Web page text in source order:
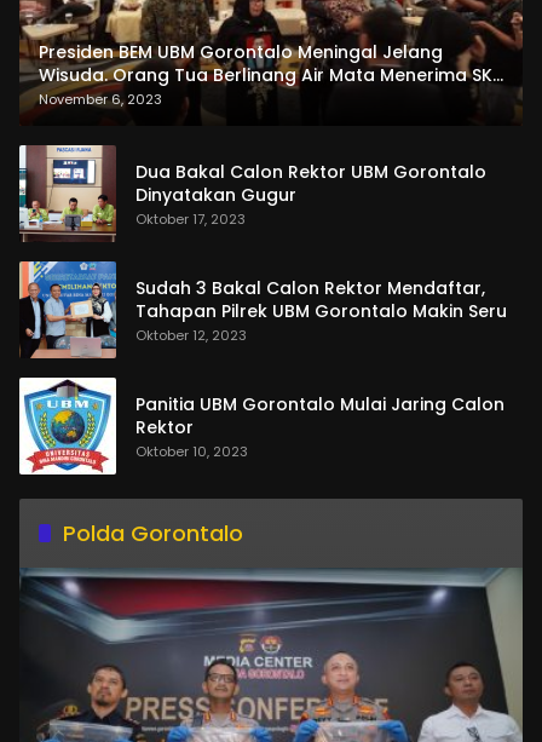
Presiden BEM UBM Gorontalo Meningal Jelang
Wisuda. Orang Tua Berlinang Air Mata Menerima SKL
dan Pemasangan Salempang
November 6, 2023
Dua Bakal Calon Rektor UBM Gorontalo
Dinyatakan Gugur
Oktober 17, 2023
Sudah 3 Bakal Calon Rektor Mendaftar,
Tahapan Pilrek UBM Gorontalo Makin Seru
Oktober 12, 2023
Panitia UBM Gorontalo Mulai Jaring Calon
Rektor
Oktober 10, 2023
Polda Gorontalo